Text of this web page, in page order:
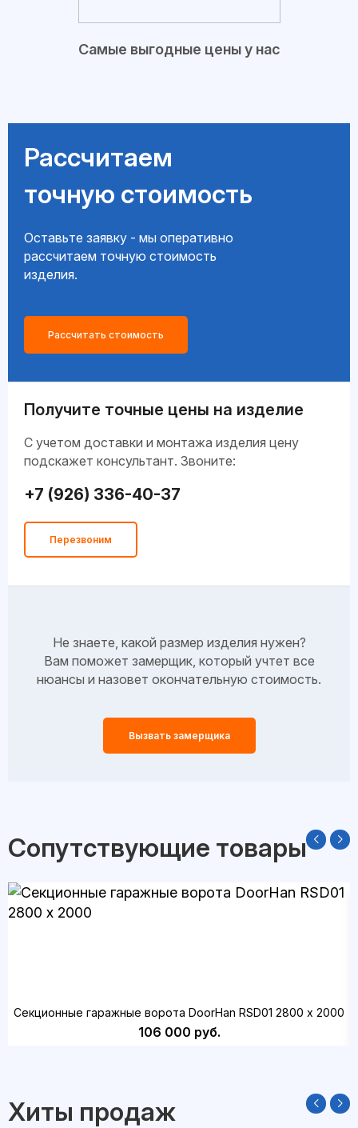
Самые выгодные цены у нас
Рассчитаем
точную стоимость
Оставьте заявку - мы оперативно
рассчитаем точную стоимость
изделия.
Рассчитать стоимость
Получите точные цены на изделие
C учетом доставки и монтажа изделия цену
подскажет консультант. Звоните:
+7 (926) 336-40-37
Перезвоним
Не знаете, какой размер изделия нужен?
Вам поможет замерщик, который учтет все
нюансы и назовет окончательную стоимость.
Вызвать замерщика
Сопутствующие товары
Секционные гаражные ворота DoorHan RSD01 2800 х 2000
106 000 руб.
Хиты продаж